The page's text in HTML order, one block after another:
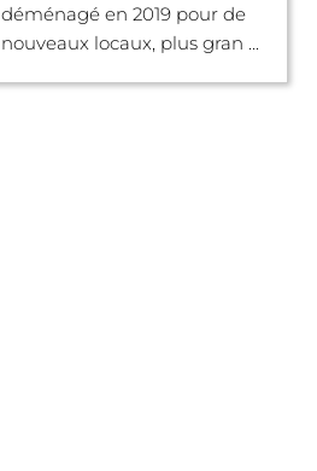
déménagé en 2019 pour de
nouveaux locaux, plus gran ...